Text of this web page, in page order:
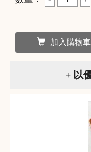
加入購物車
+ 以